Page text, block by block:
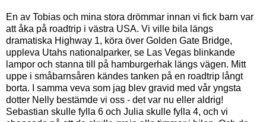
En av Tobias och mina stora drömmar innan vi fick barn var
att åka på roadtrip i västra USA. Vi ville bila längs
dramatiska Highway 1, köra över Golden Gate Bridge,
uppleva Utahs nationalparker, se Las Vegas blinkande
lampor och stanna till på hamburgerhak längs vägen. Mitt
uppe i småbarnsåren kändes tanken på en roadtrip långt
borta. I samma veva som jag blev gravid med vår yngsta
dotter Nelly bestämde vi oss - det var nu eller aldrig!
Sebastian skulle fylla 6 och Julia skulle fylla 4, och vi